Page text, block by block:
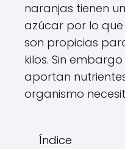
naranjas tienen
azúcar por lo
son propicias
kilos. Sin
aportan
organismo
Índice